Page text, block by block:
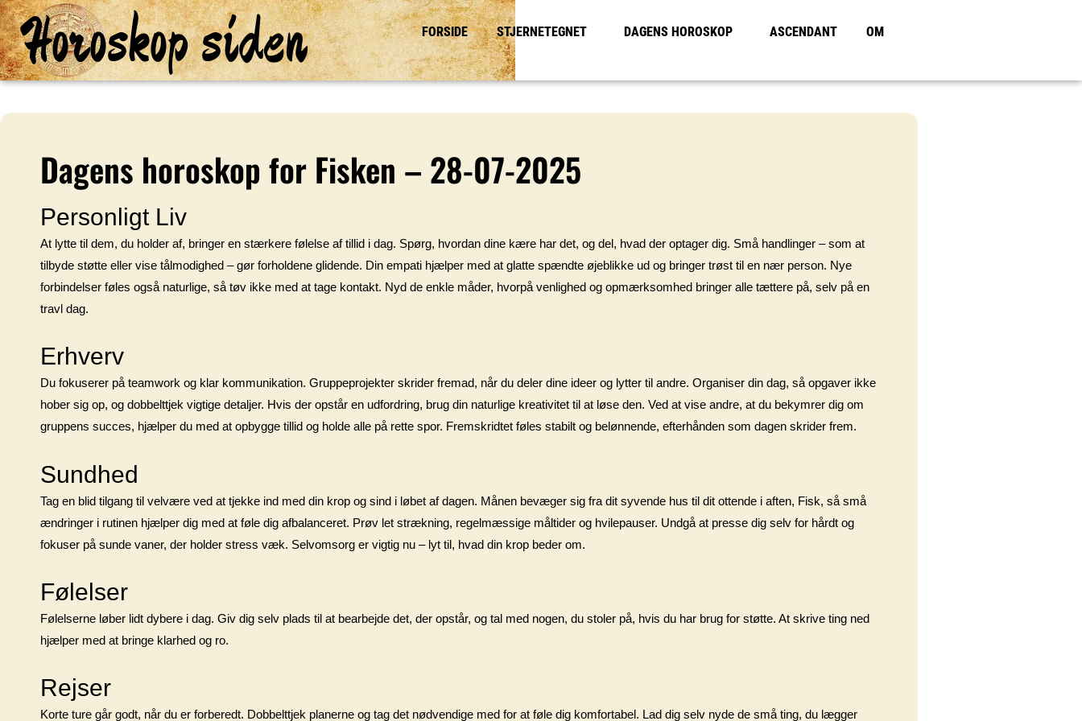
Horoskop siden FORSIDE STJERNETEGNET DAGENS HOROSKOP ASCENDANT OM
Dagens horoskop for Fisken – 28-07-2025
Personligt Liv
At lytte til dem, du holder af, bringer en stærkere følelse af tillid i dag. Spørg, hvordan dine kære har det, og del, hvad der optager dig. Små handlinger – som at
tilbyde støtte eller vise tålmodighed – gør forholdene glidende. Din empati hjælper med at glatte spændte øjeblikke ud og bringer trøst til en nær person. Nye
forbindelser føles også naturlige, så tøv ikke med at tage kontakt. Nyd de enkle måder, hvorpå venlighed og opmærksomhed bringer alle tættere på, selv på en
travl dag.
Erhverv
Du fokuserer på teamwork og klar kommunikation. Gruppeprojekter skrider fremad, når du deler dine ideer og lytter til andre. Organiser din dag, så opgaver ikke
hober sig op, og dobbelttjek vigtige detaljer. Hvis der opstår en udfordring, brug din naturlige kreativitet til at løse den. Ved at vise andre, at du bekymrer dig om
gruppens succes, hjælper du med at opbygge tillid og holde alle på rette spor. Fremskridtet føles stabilt og belønnende, efterhånden som dagen skrider frem.
Sundhed
Tag en blid tilgang til velvære ved at tjekke ind med din krop og sind i løbet af dagen. Månen bevæger sig fra dit syvende hus til dit ottende i aften, Fisk, så små
ændringer i rutinen hjælper dig med at føle dig afbalanceret. Prøv let strækning, regelmæssige måltider og hvilepauser. Undgå at presse dig selv for hårdt og
fokuser på sunde vaner, der holder stress væk. Selvomsorg er vigtig nu – lyt til, hvad din krop beder om.
Følelser
Følelserne løber lidt dybere i dag. Giv dig selv plads til at bearbejde det, der opstår, og tal med nogen, du stoler på, hvis du har brug for støtte. At skrive ting ned
hjælper med at bringe klarhed og ro.
Rejser
Korte ture går godt, når du er forberedt. Dobbelttjek planerne og tag det nødvendige med for at føle dig komfortabel. Lad dig selv nyde de små ting, du lægger